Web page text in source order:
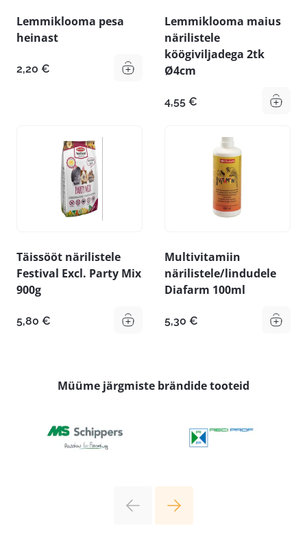
Lemmiklooma pesa
heinast
2,20 €
Lemmiklooma maius
närilistele
köögiviljadega 2tk
Ø4cm
4,55 €
Täissööt närilistele
Festival Excl. Party Mix
900g
5,80 €
Multivitamiin
närilistele/lindudele
Diafarm 100ml
5,30 €
Müüme järgmiste brändide tooteid